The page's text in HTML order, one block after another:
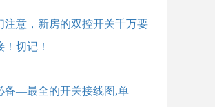
注意，新房的双控开关千万要
！切记！
备—最全的开关接线图,单